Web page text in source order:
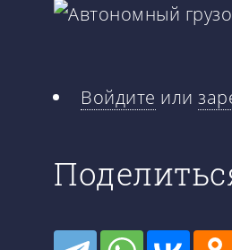
Войдите или